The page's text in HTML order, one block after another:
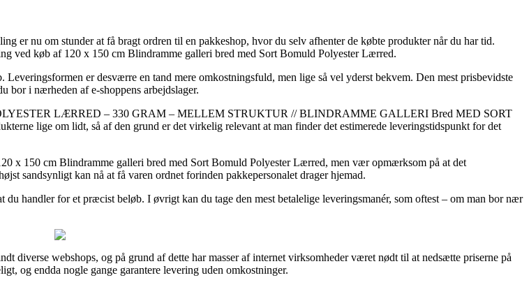
er nu om stunder at få bragt ordren til en pakkeshop, hvor du selv afhenter de købte produkter når du har tid.
ved køb af 120 x 150 cm Blindramme galleri bred med Sort Bomuld Polyester Lærred.
er desværre en tand mere omkostningsfuld, men lige så vel yderst bekvem. Den mest prisbevidste
bor i nærheden af e-shoppens arbejdslager.
LÆRRED – 330 GRAM – MELLEM STRUKTUR // BLINDRAMME GALLERI Bred MED SORT
lige om lidt, så af den grund er det virkelig relevant at man finder det estimerede leveringstidspunkt for det
x 150 cm Blindramme galleri bred med Sort Bomuld Polyester Lærred, men vær opmærksom på at det
sandsynligt kan nå at få varen ordnet forinden pakkepersonalet drager hjemad.
handler for et præcist beløb. I øvrigt kan du tage den mest betalelige leveringsmanér, som oftest – om man bor nær
diverse webshops, og på grund af dette har masser af internet virksomheder været nødt til at nedsætte priserne på
og endda nogle gange garantere levering uden omkostninger.